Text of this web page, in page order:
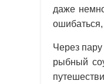
даже
Через
рыбный